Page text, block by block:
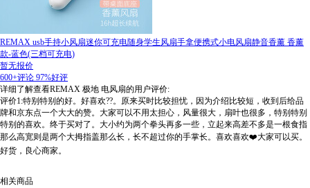
REMAX usb手持小风扇迷你可充电随身学生风扇手拿便携式小电风扇静音香薰 香薰
款-蓝色(三档可充电)
暂无报价
600+评论 97%好评
详细了解查看REMAX 极地 电风扇的用户评价:
评价1:特别特别的好。好喜欢??。原来买时比较担忧，因为介绍比较短，收到后给品
牌和京东点一个大大的赞。大家可以不用太担心，风量很大，扇叶也很多，特别特别
特别的喜欢。终于买对了。大小约为两个拳头再多一些，立起来高差不多是一根食指
那么高宽则是两个大拇指盖那么长，长不超过你的手掌长。喜欢喜欢❤️大家可以买。
好货，良心商家。
相关商品